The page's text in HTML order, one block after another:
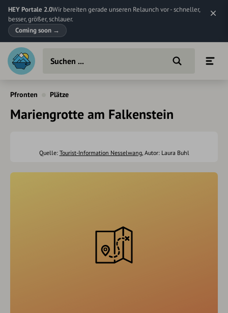
HEY Portale 2.0Wir bereiten gerade unseren Relaunch vor - schneller,
besser, größer, schlauer.
Coming soon →
Pfronten Plätze
Mariengrotte am Falkenstein
Quelle: Tourist-Information Nesselwang, Autor: Laura Buhl